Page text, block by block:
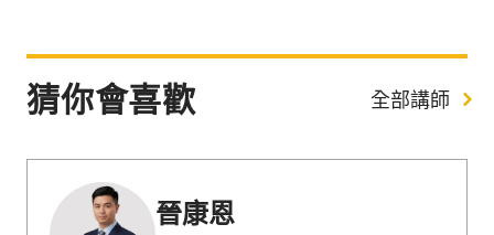
猜你會喜歡 全部講師
晉康恩